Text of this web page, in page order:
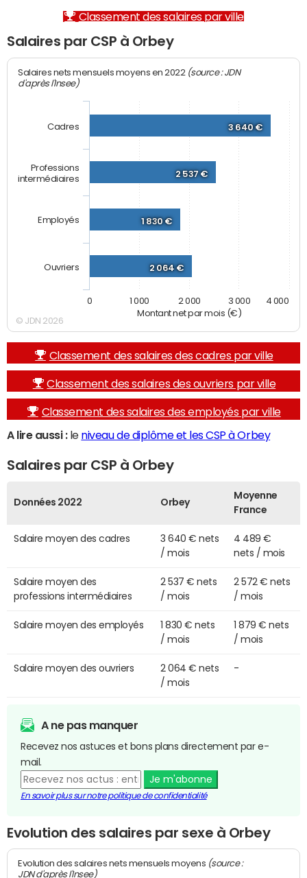
Classement des salaires par ville
Salaires par CSP à Orbey
Montant net par mois (€)
Salaires nets mensuels moyens en 2022 (source : JDN
d'après l'Insee)
3 640 €
2 537 €
1 830 €
2 064 €
Cadres
Professions
intermédiaires
Employés
Ouvriers
0 1 000 2 000 3 000 4 000
© JDN 2026
Classement des salaires des cadres par ville
Classement des salaires des ouvriers par ville
Classement des salaires des employés par ville
A lire aussi :le niveau de diplôme et les CSP à Orbey
Salaires par CSP à Orbey
Données 2022 Orbey
Moyenne
France
Salaire moyen des cadres
3 640 € nets
/ mois
4 489 €
nets / mois
Salaire moyen des
professions intermédiaires
2 537 € nets
/ mois
2 572 € nets
/ mois
Salaire moyen des employés
1 830 € nets
/ mois
1 879 € nets
/ mois
Salaire moyen des ouvriers
2 064 € nets
/ mois
-
A ne pas manquer
Recevez nos astuces et bons plans directement par e-
mail.
Je m'abonne
En savoir plus sur notre politique de confidentialité
Evolution des salaires par sexe à Orbey
Evolution des salaires nets mensuels moyens (source :
JDN d'après l'Insee)